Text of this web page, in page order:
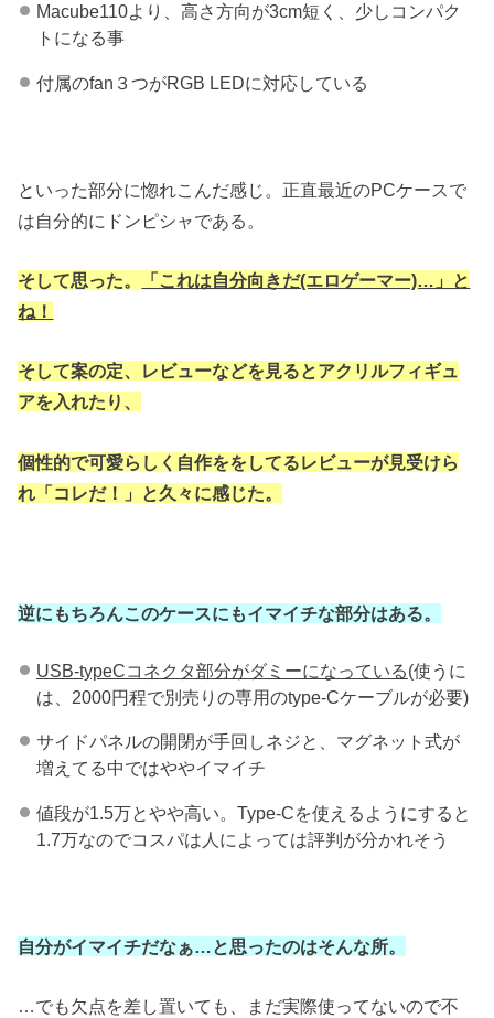
Macube110より、高さ方向が3cm短く、少しコンパク
トになる事
付属のfan３つがRGB LEDに対応している
といった部分に惚れこんだ感じ。正直最近のPCケースで
は自分的にドンピシャである。
そして思った。
「これは自分向きだ(エロゲーマー)…」と
ね！
そして案の定、レビューなどを見るとアクリルフィギュ
アを入れたり、
個性的で可愛らしく自作ををしてるレビューが見受けら
れ「コレだ！」と久々に感じた。
逆にもちろんこのケースにもイマイチな部分はある。
USB-typeCコネクタ部分がダミーになっている(使うに
は、2000円程で別売りの専用のtype-Cケーブルが必要)
サイドパネルの開閉が手回しネジと、マグネット式が
増えてる中ではややイマイチ
値段が1.5万とやや高い。Type-Cを使えるようにすると
1.7万なのでコスパは人によっては評判が分かれそう
自分がイマイチだなぁ…と思ったのはそんな所。
…でも欠点を差し置いても、まだ実際使ってないので不